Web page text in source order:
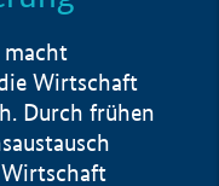
macht
Wirtschaft
Durch frühen